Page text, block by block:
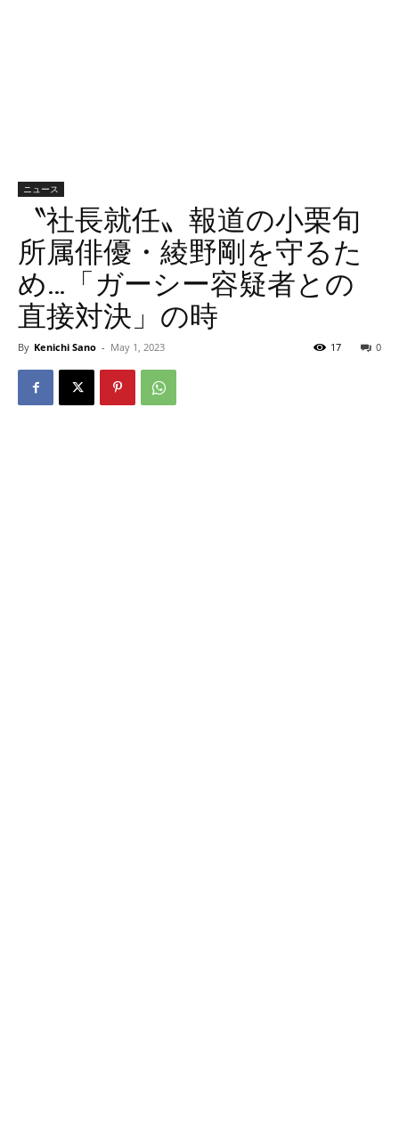
ニュース
〝社長就任〟報道の小栗旬
所属俳優・綾野剛を守るた
め…「ガーシー容疑者との
直接対決」の時
By Kenichi Sano - May 1, 2023 0
17